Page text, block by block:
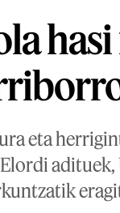
eta